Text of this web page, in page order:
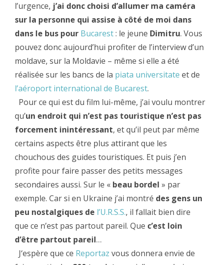
l’urgence, j’ai donc choisi d’allumer ma caméra
sur la personne qui assise à côté de moi dans
dans le bus pour Bucarest: le jeune Dimitru. Vous
pouvez donc aujourd’hui profiter de l’interview d’un
moldave, sur la Moldavie – même si elle a été
réalisée sur les bancs de la piata universitate et de
l’aéroport international de Bucarest.
Pour ce qui est du film lui-même, j’ai voulu montrer
qu’un endroit qui n’est pas touristique n’est pas
forcement inintéressant, et qu’il peut par même
certains aspects être plus attirant que les
chouchous des guides touristiques. Et puis j’en
profite pour faire passer des petits messages
secondaires aussi. Sur le « beau bordel » par
exemple. Car si en Ukraine j’ai montré des gens un
peu nostalgiques de l’U.R.S.S., il fallait bien dire
que ce n’est pas partout pareil. Que c’est loin
d’être partout pareil…
J‘espère que ce Reportaz vous donnera envie de